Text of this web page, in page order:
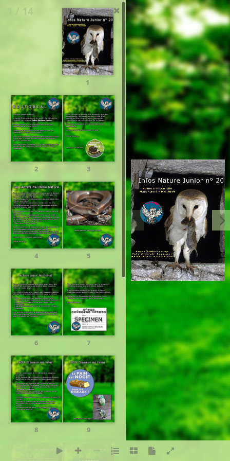
Réalisation:PresenceNet
1
2 3
4 5
6 7
8 9